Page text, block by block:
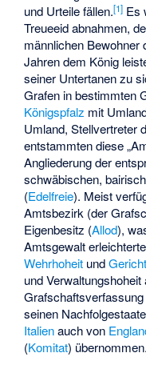
und Urteile fällen.[1] Es
Treueeid abnahmen,
männlichen
Jahren dem König
seiner Untertanen zu
Grafen in bestimmten
Königspfalz mit
Umland, Stellvertreter
entstammten diese
Angliederung der
schwäbischen,
(Edelfreie). Meist
Amtsbezirk (der
Eigenbesitz (Allod),
Amtsgewalt
Wehrhoheit und
und
seinen
Italienauch von
(Komitat) übernommen.